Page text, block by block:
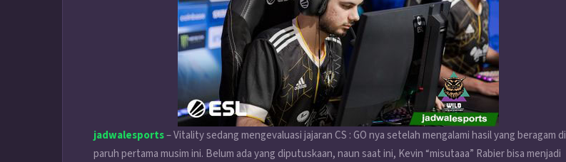
jadwalesports– Vitality sedang mengevaluasi jajaran CS : GO nya setelah mengalami hasil yang beragam di
paruh pertama musim ini. Belum ada yang diputuskaan, naun saat ini, Kevin “misutaaa” Rabier bisa menjadi